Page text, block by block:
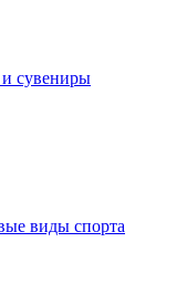
сувениры
виды спорта